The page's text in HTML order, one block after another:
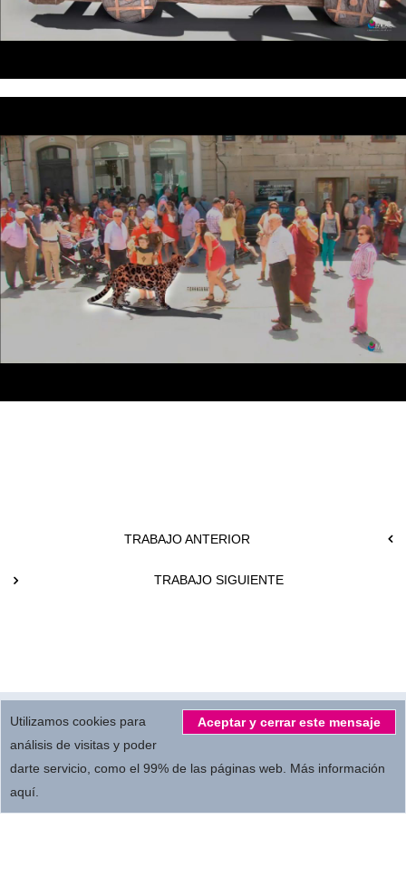
TRABAJO ANTERIOR
TRABAJO SIGUIENTE
All Rights reserved byMBC Servicios Audiovisuales S.L.
Aceptar y cerrar este mensaje
Utilizamos cookies para
análisis de visitas y poder
darte servicio, como el 99% de las páginas web. Más información
aquí